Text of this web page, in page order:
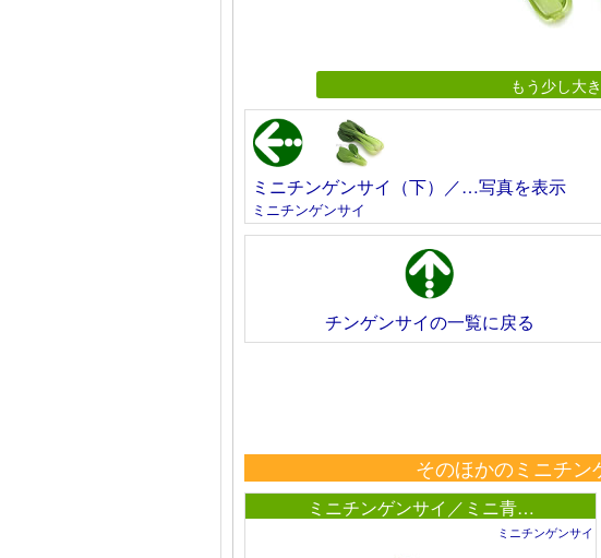
もう少し大
ミニチンゲンサイ（下）／…写真を表示
ミニチンゲンサイ
チンゲンサイの一覧に戻る
そのほかのミニチ
ミニチンゲンサイ／ミニ青…
ミニチンゲンサイ